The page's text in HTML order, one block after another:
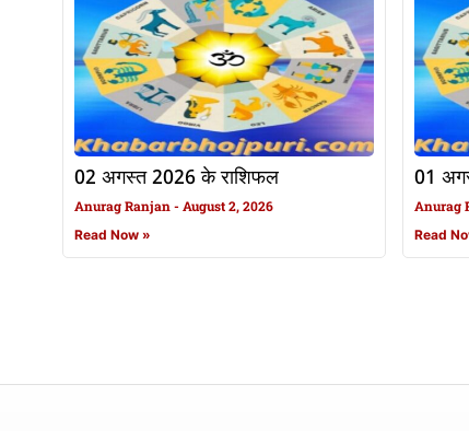
02 अगस्त 2026 के राशिफल
Anurag Ranjan August 2, 2026
Read Now »
01
Anurag
Read